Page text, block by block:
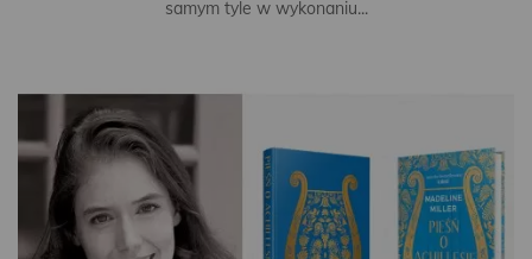
samym tyle w wykonaniu...